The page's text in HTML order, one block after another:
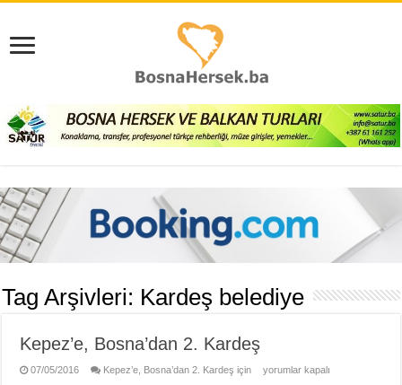
Tag Arşivleri: Kardeş belediye
Kepez’e, Bosna’dan 2. Kardeş
07/05/2016 Kepez’e, Bosna’dan 2. Kardeş için yorumlar kapalı